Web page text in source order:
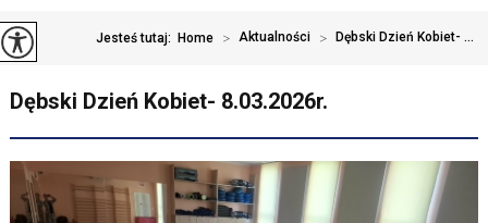
Jesteś tutaj: Home > Aktualności > Dębski Dzień Kobiet- ...
Dębski Dzień Kobiet- 8.03.2026r.